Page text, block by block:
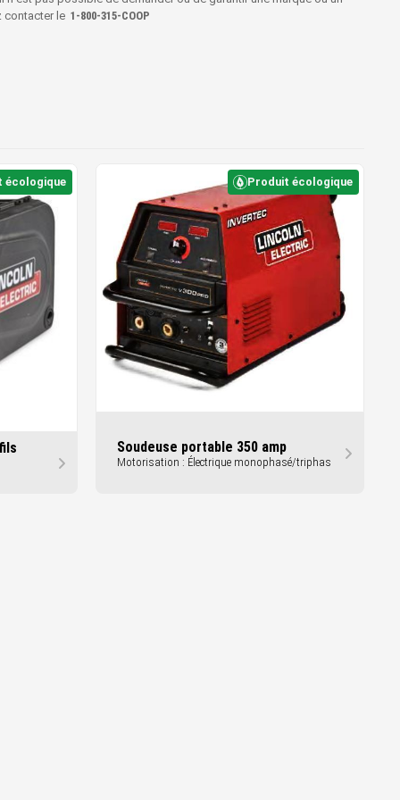
contacter le 1‑800‑315‑COOP
écologique
Soudeuse portable 350 amp
Motorisation : Électrique monophasé/triphas
Produit écologique